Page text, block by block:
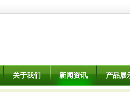
关于我们 新闻资讯 产品展